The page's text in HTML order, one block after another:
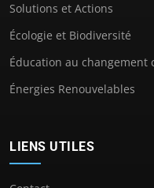
Solutions et Actions
Écologie et Biodiversité
Éducation au changement
Énergies Renouvelables
LIENS UTILES